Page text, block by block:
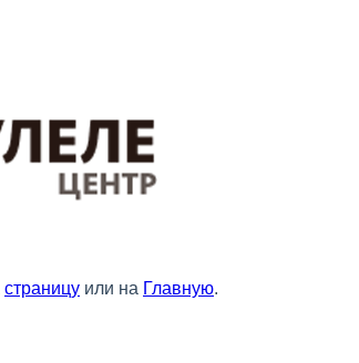
страницу или на Главную.